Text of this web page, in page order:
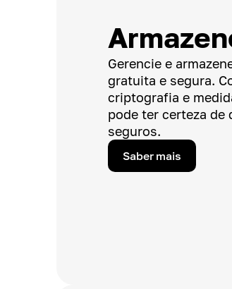
Gerencie e
gratuita e segura.
criptografia e
pode ter certeza
seguros.
Saber mais